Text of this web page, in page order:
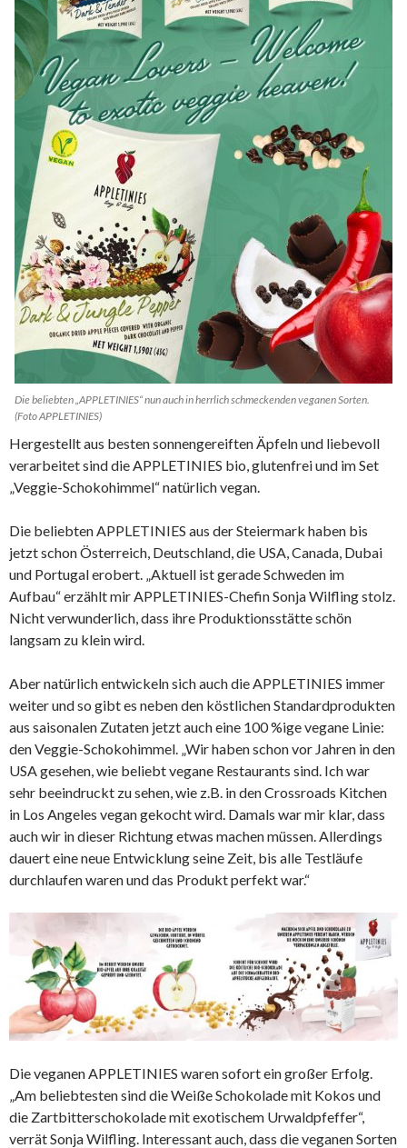
Die beliebten „APPLETINIES“ nun auch in herrlich schmeckenden veganen Sorten.
(Foto APPLETINIES)
Hergestellt aus besten sonnengereiften Äpfeln und liebevoll
verarbeitet sind die APPLETINIES bio, glutenfrei und im Set
„Veggie-Schokohimmel“ natürlich vegan.
Die beliebten APPLETINIES aus der Steiermark haben bis
jetzt schon Österreich, Deutschland, die USA, Canada, Dubai
und Portugal erobert. „Aktuell ist gerade Schweden im
Aufbau“ erzählt mir APPLETINIES-Chefin Sonja Wilfling stolz.
Nicht verwunderlich, dass ihre Produktionsstätte schön
langsam zu klein wird.
Aber natürlich entwickeln sich auch die APPLETINIES immer
weiter und so gibt es neben den köstlichen Standardprodukten
aus saisonalen Zutaten jetzt auch eine 100 %ige vegane Linie:
den Veggie-Schokohimmel. „Wir haben schon vor Jahren in den
USA gesehen, wie beliebt vegane Restaurants sind. Ich war
sehr beeindruckt zu sehen, wie z.B. in den Crossroads Kitchen
in Los Angeles vegan gekocht wird. Damals war mir klar, dass
auch wir in dieser Richtung etwas machen müssen. Allerdings
dauert eine neue Entwicklung seine Zeit, bis alle Testläufe
durchlaufen waren und das Produkt perfekt war.“
Die veganen APPLETINIES waren sofort ein großer Erfolg.
„Am beliebtesten sind die Weiße Schokolade mit Kokos und
die Zartbitterschokolade mit exotischem Urwaldpfeffer“,
verrät Sonja Wilfling. Interessant auch, dass die veganen Sorten